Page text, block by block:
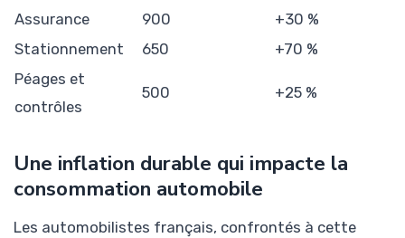
Assurance 900
+30 %
Stationnement
650
+70 %
Péages et
contrôles
500 +25 %
Une inflation durable qui impacte la
consommation automobile
Les automobilistes français, confrontés à cette